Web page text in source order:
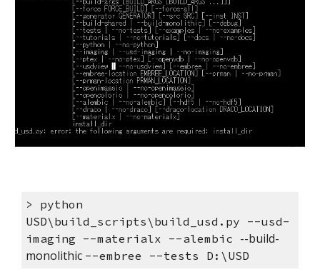
> python
USD\build_scripts\build_usd.py --usd-
imaging --materialx --alembic --build-
monolithic --embree --tests D:\USD